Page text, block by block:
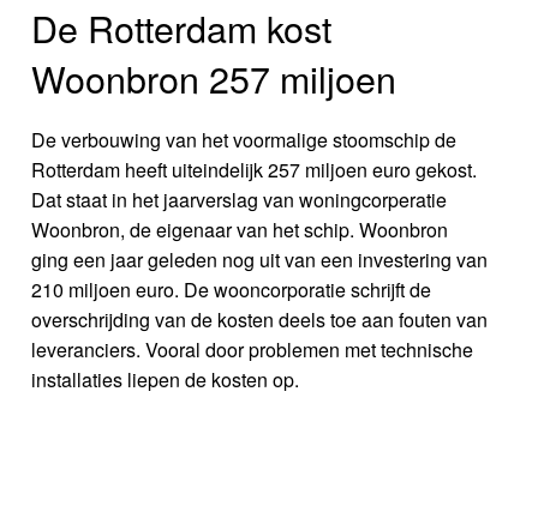
De Rotterdam kost
Woonbron 257 miljoen
De verbouwing van het voormalige stoomschip de
Rotterdam heeft uiteindelijk 257 miljoen euro gekost.
Dat staat in het jaarverslag van woningcorperatie
Woonbron, de eigenaar van het schip. Woonbron
ging een jaar geleden nog uit van een investering van
210 miljoen euro. De wooncorporatie schrijft de
overschrijding van de kosten deels toe aan fouten van
leveranciers. Vooral door problemen met technische
installaties liepen de kosten op.